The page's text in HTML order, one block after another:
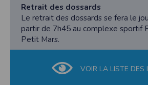
Retrait des dossards
Le retrait des dossards se fera le
partir de 7h45 au complexe sportif
Petit Mars.
VOIR LA LISTE DES